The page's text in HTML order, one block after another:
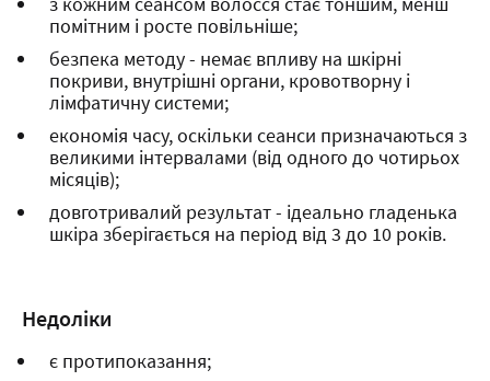
помітним і росте повільніше;
безпека методу - немає впливу на шкірні
покриви, внутрішні органи, кровотворну і
лімфатичну системи;
економія часу, оскільки сеанси призначаються з
великими інтервалами (від одного до чотирьох
місяців);
довготривалий результат - ідеально гладенька
шкіра зберігається на період від 3 до 10 років.
Недоліки
є протипоказання;